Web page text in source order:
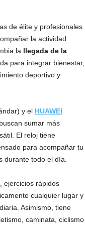
de élite y profesionales
la actividad
la llegada de la
para integrar bienestar,
deportivo y
y el HUAWEI
sumar más
El reloj tiene
para acompañar tu
durante todo el día.
, ejercicios rápidos
cualquier lugar y
Asimismo, tiene
caminata, ciclismo